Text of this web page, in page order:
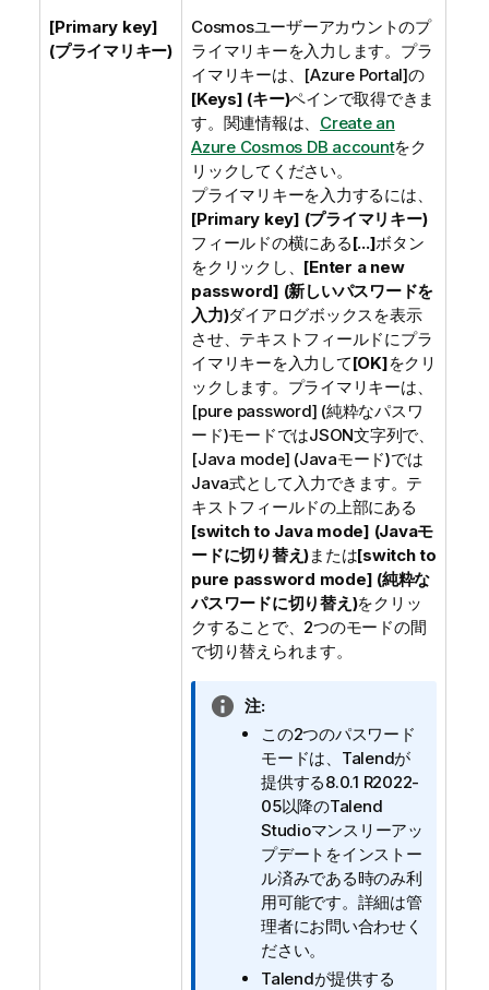
[Primary key]
(プライマリキー)
Cosmosユーザーアカウントのプ
ライマリキーを入力します。プラ
イマリキーは、 [Azure Portal]の
[Keys] (キー)ペインで取得できま
す。関連情報は、 Create an
Azure Cosmos DB accountをク
リックしてください。
プライマリキーを入力するには、
[Primary key] (プライマリキー)
フィールドの横にある[...]ボタン
をクリックし、 [Enter a new
password] (新しいパスワードを
入力)ダイアログボックスを表示
させ、テキストフィールドにプラ
イマリキーを入力して[OK]をクリ
ックします。プライマリキーは、
[pure password] (純粋なパスワ
ード)モードではJSON文字列で、
[Java mode] (Javaモード)では
Java式として入力できます。テ
キストフィールドの上部にある
[switch to Java mode] (Javaモ
ードに切り替え)または[switch to
pure password mode] (純粋な
パスワードに切り替え)をクリッ
クすることで、2つのモードの間
で切り替えられます。
情
報
注:
この2つのパスワード
モードは、 Talendが
提供する8.0.1 R2022-
05以降のTalend
Studioマンスリーアッ
プデートをインストー
ル済みである時のみ利
用可能です。詳細は管
理者にお問い合わせく
ださい。
Talendが提供する